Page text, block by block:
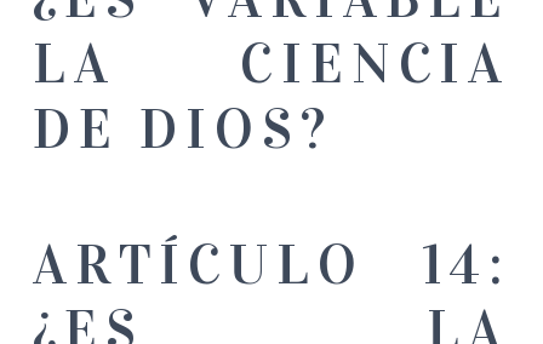
LA CIENCIA
DE DIOS?
ARTÍCULO 14:
¿ES LA